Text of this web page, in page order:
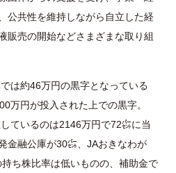
公共性を維持しながら自立した経
販売の開始などさまざまな取り組
は約46万円の黒字となっている
万円が投入された上での黒字。
ているのは2146万円で72㌫に当
金融公庫が30㌫、JAおきなわが
ち株比率は低いものの、補助金で